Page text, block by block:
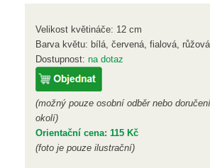
Velikost květináče: 12 cm
Barva květu: bílá, červená, fialová, růžová
Dostupnost: na dotaz
(možný pouze osobní odběr nebo
okolí)
Orientační cena: 115 Kč
(foto je pouze ilustrační)